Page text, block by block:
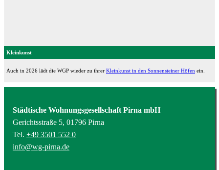
Kleinkunst
Auch in 2026 lädt die WGP wieder zu ihrer Kleinkunst in den Sonnensteiner Höfen ein.
Städtische Wohnungsgesellschaft Pirna mbH
Gerichtsstraße 5, 01796 Pirna
Tel. +49 3501 552 0
info@wg-pirna.de